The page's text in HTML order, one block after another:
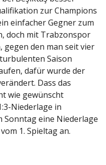
zur Champions
einfacher Gegner zum
doch mit Trabzonspor
den man seit vier
Saison
dafür wurde der
Dass das
wie gewünscht
Niederlage in
Sonntag eine Niederlage
1. Spieltag an.